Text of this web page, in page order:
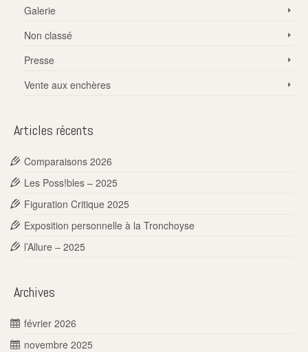
Galerie
Non classé
Presse
Vente aux enchères
Articles récents
Comparaisons 2026
Les Poss!bles – 2025
Figuration Critique 2025
Exposition personnelle à la Tronchoyse
l’Allure – 2025
Archives
février 2026
novembre 2025